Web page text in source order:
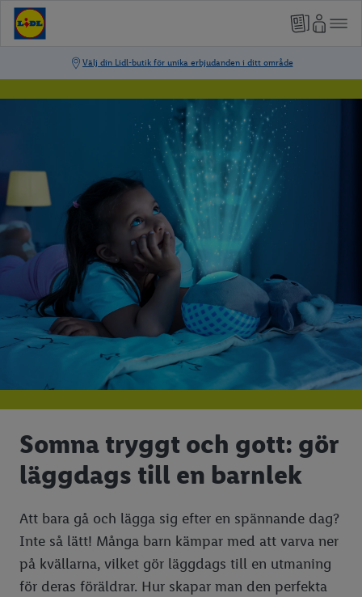
Somna tryggt och gott: gör
läggdags till en barnlek
Att bara gå och lägga sig efter en spännande dag?
Inte så lätt! Många barn kämpar med att varva ner
på kvällarna, vilket gör läggdags till en utmaning
för deras föräldrar. Hur skapar man den perfekta